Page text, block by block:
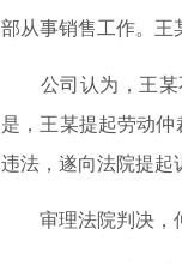
部从事销售工作。王
公司认为，王某不
是，王某提起劳动
违法，遂向法院提起
审理法院判决，仲